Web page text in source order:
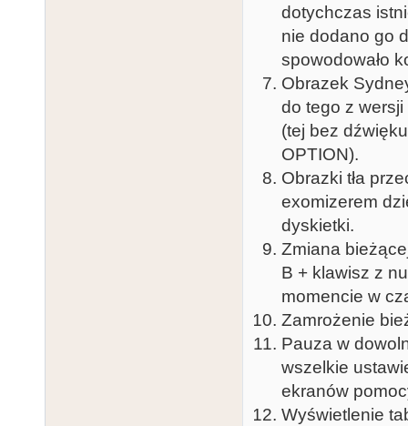
dotychczas
nie dodano go
spowodowało
Obrazek
do tego z
(tej bez
OPTION).
Obrazki tła
exomizerem
dyskietki.
Zmiana
B + klawisz z
momencie w
Zamrożenie
Pauza w
wszelkie
ekranów
Wyświetlenie